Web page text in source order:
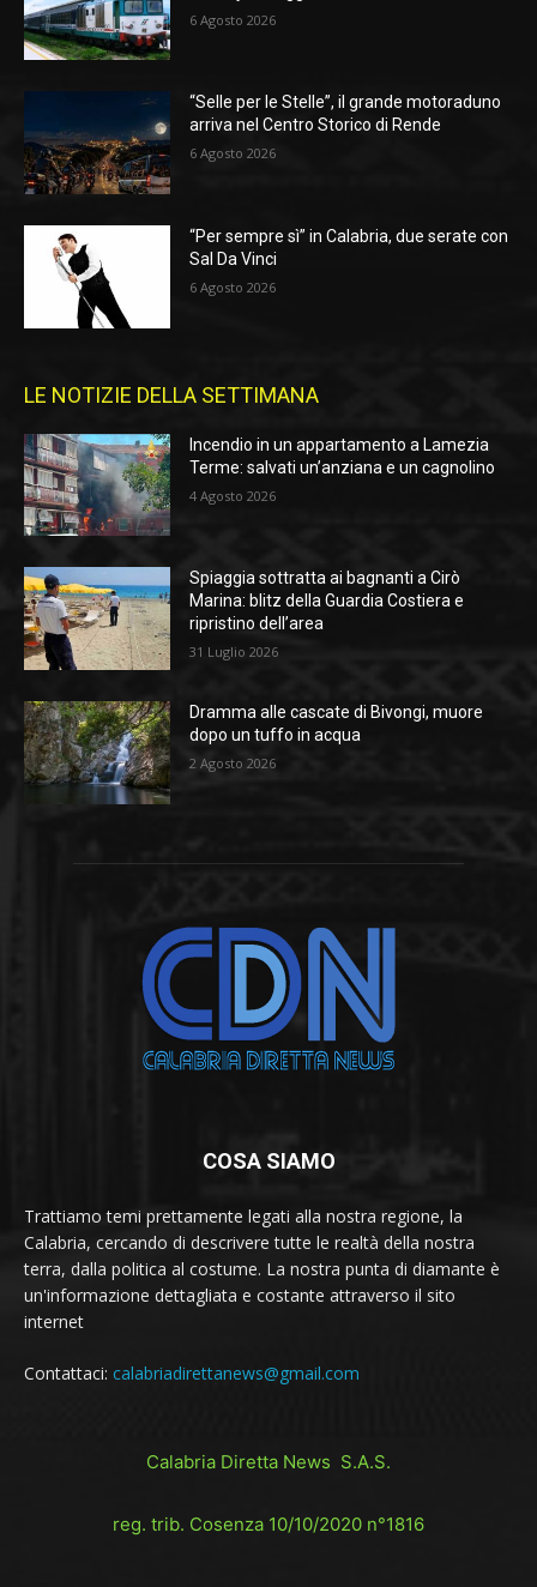
6 Agosto 2026
“Selle per le Stelle”, il grande motoraduno
arriva nel Centro Storico di Rende
6 Agosto 2026
“Per sempre sì” in Calabria, due serate con
Sal Da Vinci
6 Agosto 2026
LE NOTIZIE DELLA SETTIMANA
Incendio in un appartamento a Lamezia
Terme: salvati un’anziana e un cagnolino
4 Agosto 2026
Spiaggia sottratta ai bagnanti a Cirò
Marina: blitz della Guardia Costiera e
ripristino dell’area
31 Luglio 2026
Dramma alle cascate di Bivongi, muore
dopo un tuffo in acqua
2 Agosto 2026
COSA SIAMO
Trattiamo temi prettamente legati alla nostra regione, la
Calabria, cercando di descrivere tutte le realtà della nostra
terra, dalla politica al costume. La nostra punta di diamante è
un'informazione dettagliata e costante attraverso il sito
internet
Contattaci: calabriadirettanews@gmail.com
Calabria Diretta News S.A.S.
reg. trib. Cosenza 10/10/2020 n°1816